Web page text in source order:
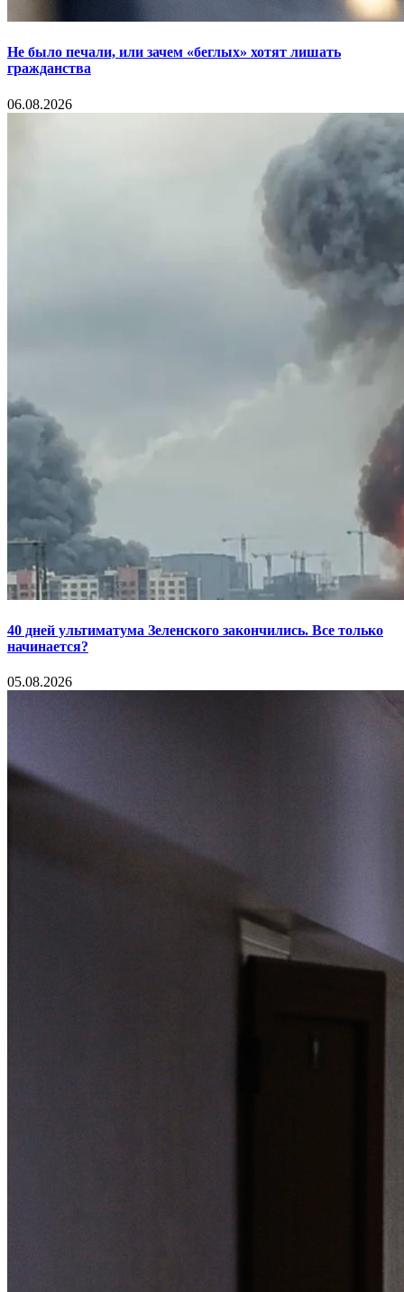
Не было печали, или зачем «беглых» хотят лишать
гражданства
06.08.2026
40 дней ультиматума Зеленского закончились. Все только
начинается?
05.08.2026